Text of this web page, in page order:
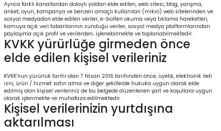
Ayrıca farklı kanallardan dolaylı yoldan elde edilen, web sitesi, blog, yarışma,
anket, oyun, kampanya ve benzeri amaçlı kullanılan (mikro) web sitelerinden ve
sosyal medyadan elde edilen veriler, e-bülten okuma veya tıklama hareketleri,
kamuya açık veri tabanlarının sunduğu veriler, sosyal medya platformlarından
paylaşıma açık profil ve verilerden; işlenebilmekte ve toplanabilmektedir.
KVKK yürürlüğe girmeden önce
elde edilen kişisel verileriniz
KVKK’nun yürürlük tarihi olan 7 Nisan 2016 tarihinden önce, üyelik, elektronik ileti
izni, ürün / hizmet satın alma ve diğer şekillerde hukuka uygun olarak elde
edilmiş olan kişisel verileriniz de bu belgede düzenlenen şart ve koşullara uygun
olarak işlenmekte ve muhafaza edilmektedir.
Kişisel verilerinizin yurtdışına
aktarılması